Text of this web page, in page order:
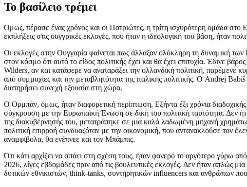
Το βασίλειο τρέμει
Όμως, πέρασε ένας χρόνος και οι Πατριώτες, η τρίτη ισχυρότερη ομάδα
εκπλήξεις στις ουγγρικές εκλογές, που ήταν η ιδεολογική του βάση, ήταν
Οι εκλογές στην Ουγγαρία φαίνεται πως άλλαξαν ολόκληρη τη δυναμική
στον κόσμο ότι αυτό το είδος πολιτικής έχει και θα έχει επιτυχία. Έδινε
Wilders, αν και κατάφερε να αναταράξει την ολλανδική πολιτική,
από συμμαχίες και την μεταβλητότητα της ιταλικής πολιτικής. Ο Andrej
διατηρήσει συνεχή εξουσία στη χώρα.
Ο Ορμπάν, όμως, ήταν διαφορετική περίπτωση. Εξήντα έξι χρόνια
σύγκρουση με την Ευρωπαϊκή Ένωση σε δική του πολιτική ταυτότητα. Δεν
της διακυβέρνησής του, μετατράπηκε σε μια καλά λαδωμένη μηχανή
πολιτική επιρροή συνδυαζόταν με την οικονομική, που αντανακλούσε τον
αναμφίβολα, θα ενέπνεε και τον Μπάμπις.
Ότι κάτι αρχίζει να σπάει στη σχέση τους, ήταν φανερό το αργότερο γύρω
2026, λίγες εβδομάδες πριν από τις βουλευτικές εκλογές. Δεν ήταν απλώς
δυτικών εθνικιστών, think-tanks, συντηρητικών influencers και ανθρώπων